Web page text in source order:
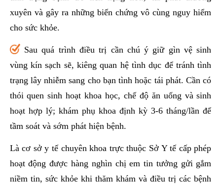
xuyên và gây ra những biến chứng vô cùng nguy hiểm
cho sức khỏe.
Sau quá trình điều trị cần chú ý giữ gìn vệ sinh
vùng kín sạch sẽ, kiêng quan hệ tình dục để tránh tình
trạng lây nhiễm sang cho bạn tình hoặc tái phát. Cần có
thói quen sinh hoạt khoa học, chế độ ăn uống và sinh
hoạt hợp lý; khám phụ khoa định kỳ 3-6 tháng/lần để
tầm soát và sớm phát hiện bệnh.
Là cơ sở y tế chuyên khoa trực thuộc Sở Y tế cấp phép
hoạt động được hàng nghìn chị em tin tưởng gửi gắm
niềm tin, sức khỏe khi thăm khám và điều trị các bệnh